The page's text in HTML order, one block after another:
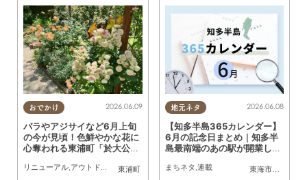
おでかけ
東浦町
2026.06.09
バラやアジサイなど6月上旬
の今が見頃！色鮮やかな花に
心奪われる東浦町「於大公
リニューアル,アウトドア まちネタ 行ってみたレポ ,親子
地元ネタ
東海市大府市
2026.06.08
【知多半島365カレンダー】
6月の記念日まとめ｜知多半
島最南端のあの駅が開業した
まちネタ ,連載